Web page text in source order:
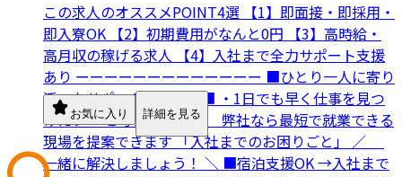
この求人のオススメPOINT4選 【1】即面接・即採用・
即入寮OK 【2】初期費用がなんと0円 【3】高時給・
高月収の稼げる求人 【4】入社まで全力サポート支援
あり ーーーーーーーーーーーーー ■ひとり一人に寄り
添ったサポートをします■ ・1日でも早く仕事を見つ
けたい… と考えている方、 弊社なら最短で就業できる
現場を提案できます 「入社までのお困りごと」 ／
一緒に解決しましょう！ ＼ ■宿泊支援OK →入社まで
お気に入り 詳細を見る